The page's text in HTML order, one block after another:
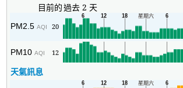
目前的過去 2 天
PM2.5AQI 20
PM10AQI 12
天氣訊息